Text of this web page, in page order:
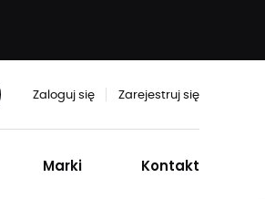
Zaloguj się Zarejestruj się
Marki Kontakt